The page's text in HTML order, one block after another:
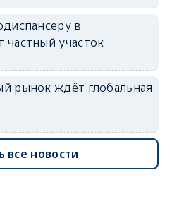
в
участок
рынок ждёт глобальная
все новости